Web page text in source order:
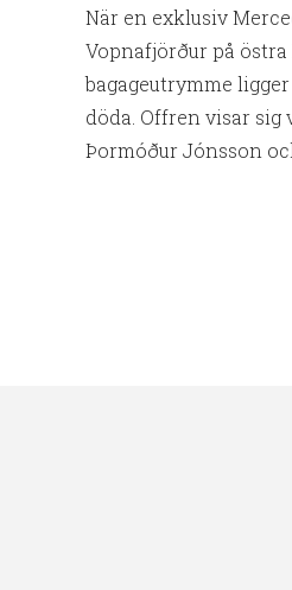
När en exklusiv
Vopnafjörður på
bagageutrymme
döda. Offren visar sig
Þormóður Jónsson